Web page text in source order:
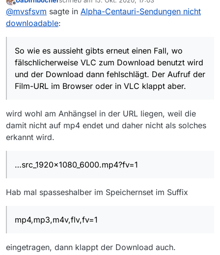
und der Download dann fehlschlägt. Der Aufruf der
Film-URL im Browser oder in VLC klappt aber.
Es sind alle Sendungen von Funk betroffen. Die
Sendungen sind unter ARD eingeordnet und lassen
sich nur an der URL erkennen.
Beispiel:
Offline zuletzt editiert von
@mvsfsvm sagte in Alpha-Centauri-Sendungen nicht
downloadable:
So wie es aussieht gibts erneut einen Fall, wo
fälschlicherweise VLC zum Download benutzt wird
und der Download dann fehlschlägt. Der Aufruf der
Film-URL im Browser oder in VLC klappt aber.
wird wohl am Anhängsel in der URL liegen, weil die
damit nicht auf mp4 endet und daher nicht als solches
erkannt wird.
…src_1920x1080_6000.mp4?fv=1
Hab mal spasseshalber im Speichernset im Suffix
mp4,mp3,m4v,flv,fv=1
eingetragen, dann klappt der Download auch.